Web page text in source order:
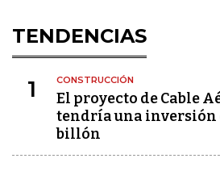
TENDENCIAS
1 CONSTRUCCIÓN
El proyecto de Cable
tendría una inversión
billón